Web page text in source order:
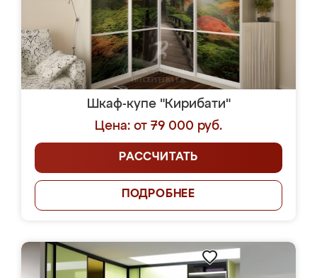
Шкаф-купе "Кирибати"
Цена: от 79 000 руб.
РАССЧИТАТЬ
ПОДРОБНЕЕ